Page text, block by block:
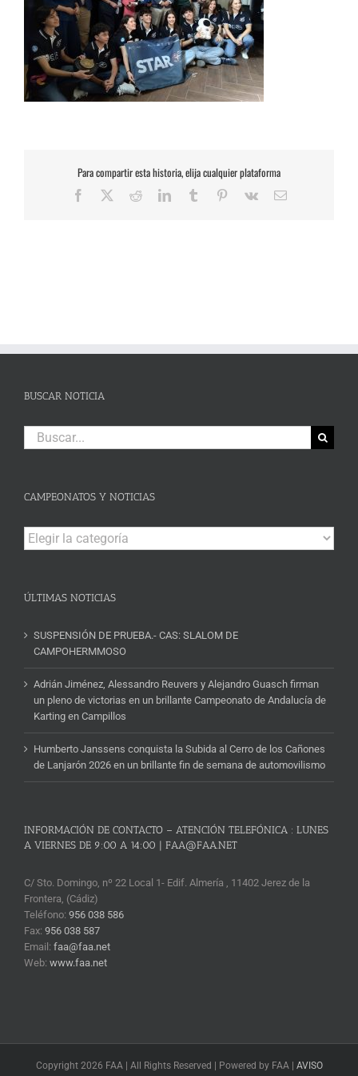
Para compartir esta historia, elija cualquier plataforma
Facebook RedditLinkedInTumblr Pinterest
Vk
Correo
BUSCAR NOTICIA
Buscar:
CAMPEONATOS Y NOTICIAS
Campeonatos
y
ÚLTIMAS NOTICIAS
SUSPENSIÓN DE PRUEBA.- CAS: SLALOM DE
CAMPOHERMMOSO
Adrián Jiménez, Alessandro Reuvers y Alejandro Guasch firman
un pleno de victorias en un brillante Campeonato de Andalucía de
Karting en Campillos
Humberto Janssens conquista la Subida al Cerro de los Cañones
de Lanjarón 2026 en un brillante fin de semana de automovilismo
INFORMACIÓN DE CONTACTO – ATENCIÓN TELEFÓNICA : LUNES
A VIERNES DE 9:00 A 14:00 | FAA@FAA.NET
C/ Sto. Domingo, nº 22 Local 1- Edif. Almería , 11402 Jerez de la
Frontera, (Cádiz)
Teléfono: 956 038 586
Fax: 956 038 587
Email: faa@faa.net
Web: www.faa.net
Copyright 2026 FAA | All Rights Reserved | Powered by FAA | AVISO